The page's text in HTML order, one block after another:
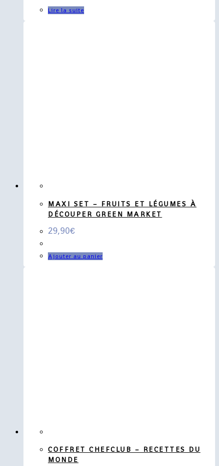
Lire la suite
MAXI SET – FRUITS ET LÉGUMES À
DÉCOUPER GREEN MARKET
29,90€
Ajouter au panier
COFFRET CHEFCLUB – RECETTES DU
MONDE